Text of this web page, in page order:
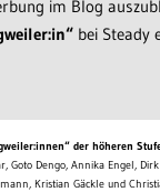
im Blog
bei Steady
der höheren
Goto Dengo, Annika Engel,
Kristian Gäckle und